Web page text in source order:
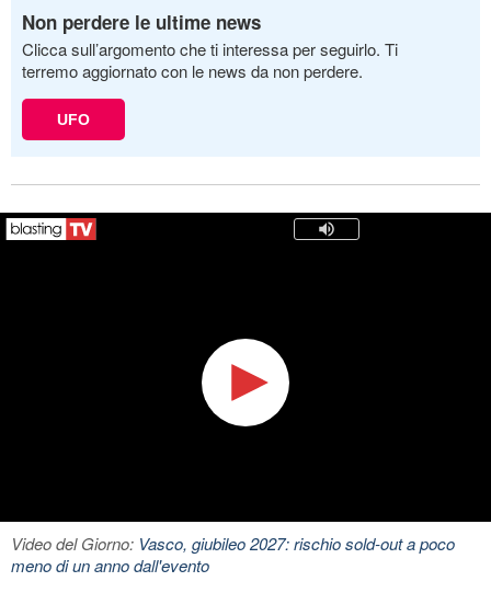
Non perdere le ultime news
Clicca sull’argomento che ti interessa per seguirlo. Ti
terremo aggiornato con le news da non perdere.
UFO
Video del Giorno: Vasco, giubileo 2027: rischio sold-out a poco
meno di un anno dall'evento